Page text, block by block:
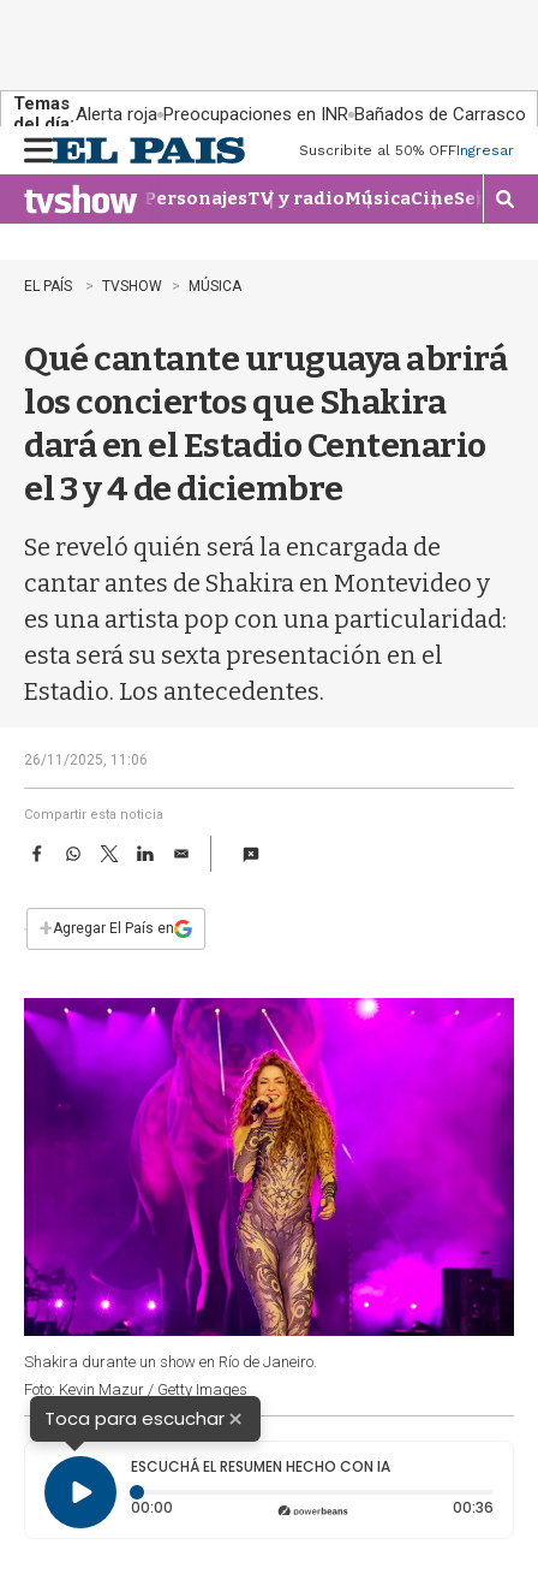
Temas
del día:Alerta roja Preocupaciones en INR Bañados de Carrasco
n
u
Suscribite al 50% OFFIngresar
PersonajesTV y radioMúsicaCineSeries
M
o
r
b
EL PAÍS TVSHOW MÚSICA
Qué cantante uruguaya abrirá
los conciertos que Shakira
dará en el Estadio Centenario
el 3 y 4 de diciembre
Se reveló quién será la encargada de
cantar antes de Shakira en Montevideo y
es una artista pop con una particularidad:
esta será su sexta presentación en el
Estadio. Los antecedentes.
26/11/2025, 11:06
Compartir esta noticia
F
e
b
k
W
s
p
T
w
t
L
n
E
i
l
+Agregar El País en
Shakira durante un show en Río de Janeiro.
Foto: Kevin Mazur / Getty Images
Toca para escuchar×
ESCUCHÁ EL RESUMEN HECHO CON IA
00:00 Tiempo transcurrido: 0 segundos 00:36